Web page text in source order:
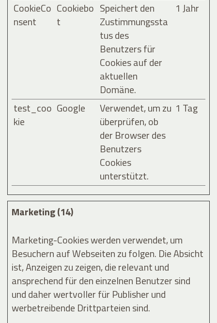
CookieCo
nsent
Cookiebo
t
Speichert den
Zustimmungssta
tus des
Benutzers für
Cookies auf der
aktuellen
Domäne.
1 Jahr
test_coo
kie
Google
Verwendet, um zu
überprüfen, ob
der Browser des
Benutzers
Cookies
unterstützt.
1 Tag
Marketing (14)
Marketing-Cookies werden verwendet, um
Besuchern auf Webseiten zu folgen. Die Absicht
ist, Anzeigen zu zeigen, die relevant und
ansprechend für den einzelnen Benutzer sind
und daher wertvoller für Publisher und
werbetreibende Drittparteien sind.